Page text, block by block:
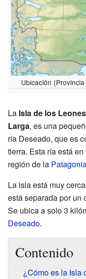
Ubicación
La Isla de los Leones
Larga, es una
ría Deseado, que es
tierra. Esta ría está en
región de la
La isla está muy
está separada por un
Se ubica a solo 3
Deseado.
Contenido
¿Cómo es la Isla